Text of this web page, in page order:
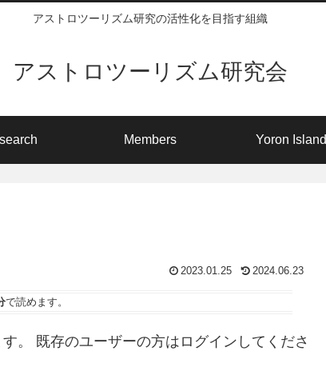
アストロツーリズム研究の活性化を目指す組織
アストロツーリズム研究会
Members Yoron Island
2023.01.25 2024.06.23
で読めます。
。 既存のユーザーの方はログインしてくださ